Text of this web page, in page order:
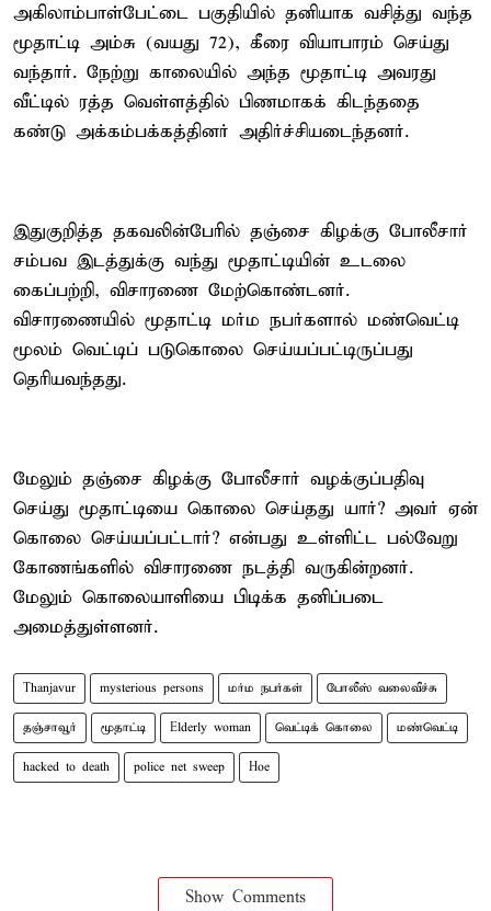
அகிலாம்பாள்பேட்டை பகுதியில் தனியாக வசித்து வந்த
மூதாட்டி அம்சு (வயது 72), கீரை வியாபாரம் செய்து
வந்தார். நேற்று காலையில் அந்த மூதாட்டி அவரது
வீட்டில் ரத்த வெள்ளத்தில் பிணமாகக் கிடந்ததை
கண்டு அக்கம்பக்கத்தினர் அதிர்ச்சியடைந்தனர்.
இதுகுறித்த தகவலின்பேரில் தஞ்சை கிழக்கு போலீசார்
சம்பவ இடத்துக்கு வந்து மூதாட்டியின் உடலை
கைப்பற்றி, விசாரணை மேற்கொண்டனர்.
விசாரணையில் மூதாட்டி மர்ம நபர்களால் மண்வெட்டி
மூலம் வெட்டிப் படுகொலை செய்யப்பட்டிருப்பது
தெரியவந்தது.
மேலும் தஞ்சை கிழக்கு போலீசார் வழக்குப்பதிவு
செய்து மூதாட்டியை கொலை செய்தது யார்? அவர் ஏன்
கொலை செய்யப்பட்டார்? என்பது உள்ளிட்ட பல்வேறு
கோணங்களில் விசாரணை நடத்தி வருகின்றனர்.
மேலும் கொலையாளியை பிடிக்க தனிப்படை
அமைத்துள்ளனர்.
Thanjavur mysterious persons மர்ம நபர்கள் போலீஸ் வலைவீச்சு
தஞ்சாவூர் மூதாட்டி Elderly woman வெட்டிக் கொலை மண்வெட்டி
hacked to death police net sweep Hoe
Show Comments